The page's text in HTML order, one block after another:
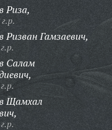
Риза,
Ризван Гамзаевич,
Салам
Щамхал